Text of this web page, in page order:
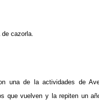
cazorla.
una de la actividades de
que vuelven y la repiten un